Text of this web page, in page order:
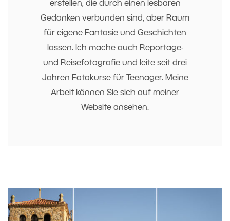
erstellen, die durch einen lesbaren
Gedanken verbunden sind, aber Raum
für eigene Fantasie und Geschichten
lassen. Ich mache auch Reportage-
und Reisefotografie und leite seit drei
Jahren Fotokurse für Teenager. Meine
Arbeit können Sie sich auf meiner
Website ansehen.